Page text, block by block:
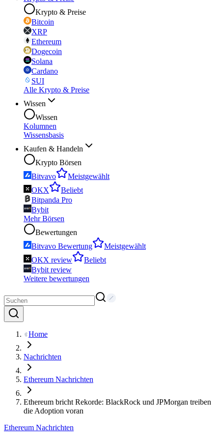
Krypto & Preise
Bitcoin
XRP
Ethereum
Dogecoin
Solana
Cardano
SUI
Alle Krypto & Preise
Wissen
Wissen
Kolumnen
Wissensbasis
Kaufen & Handeln
Krypto Börsen
Bitvavo
Meistgewählt
OKX
Beliebt
Bitpanda Pro
Bybit
Mehr Börsen
Bewertungen
Bitvavo Bewertung
Meistgewählt
OKX review
Beliebt
Bybit review
Weitere bewertungen
Home
Nachrichten
Ethereum Nachrichten
Ethereum bricht Rekorde: BlackRock und JPMorgan treiben
die Adoption voran
Ethereum Nachrichten